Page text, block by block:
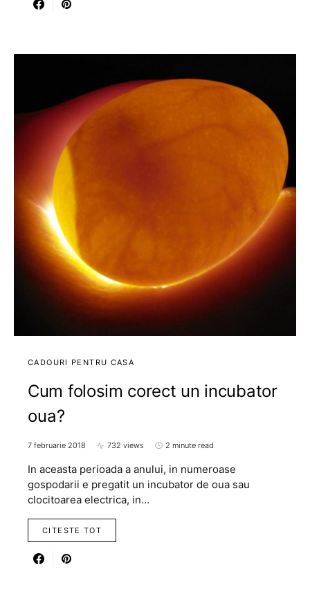
CADOURI PENTRU CASA
Cum folosim corect un incubator
oua?
7 februarie 2018 732 views 2 minute read
In aceasta perioada a anului, in numeroase
gospodarii e pregatit un incubator de oua sau
clocitoarea electrica, in…
CITESTE TOT